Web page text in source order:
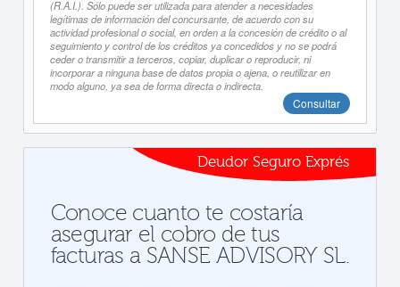
(R.A.I.). Sólo puede ser utilizada para atender a necesidades
legítimas de información del concursante, de acuerdo con su
actividad profesional o social, en orden a la concesión de crédito o al
seguimiento y control de los créditos ya concedidos y no se podrá
ceder o transmitir a terceros, copiar, duplicar o reproducir, ni
incorporar a ninguna base de datos propia o ajena, o reutilizar en
modo alguno, ya sea de forma directa o indirecta.
Consultar
Deudor Seguro Exprés
Conoce cuanto te costaría
asegurar el cobro de tus
facturas a SANSE ADVISORY SL.